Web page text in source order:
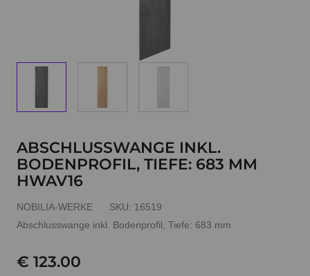
ABSCHLUSSWANGE INKL.
BODENPROFIL, TIEFE: 683 MM
HWAV16
NOBILIA-WERKE SKU: 16519
Abschlusswange inkl. Bodenprofil, Tiefe: 683 mm
€ 123.00